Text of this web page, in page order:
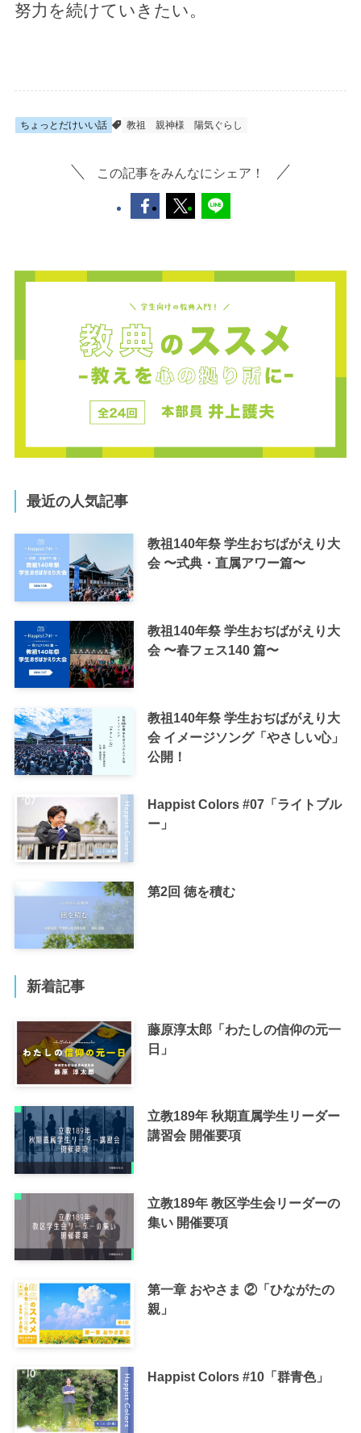
努力を続けていきたい。
ちょっとだけいい話 教祖 親神様 陽気ぐらし
この記事をみんなにシェア！
最近の人気記事
教祖140年祭 学生おぢばがえり大
会 〜式典・直属アワー篇〜
教祖140年祭 学生おぢばがえり大
会 〜春フェス140 篇〜
教祖140年祭 学生おぢばがえり大
会 イメージソング「やさしい心」
公開！
Happist Colors #07「ライトブル
ー」
第2回 徳を積む
新着記事
藤原淳太郎「わたしの信仰の元一
日」
立教189年 秋期直属学生リーダー
講習会 開催要項
立教189年 教区学生会リーダーの
集い 開催要項
第一章 おやさま ②「ひながたの
親」
Happist Colors #10「群青色」